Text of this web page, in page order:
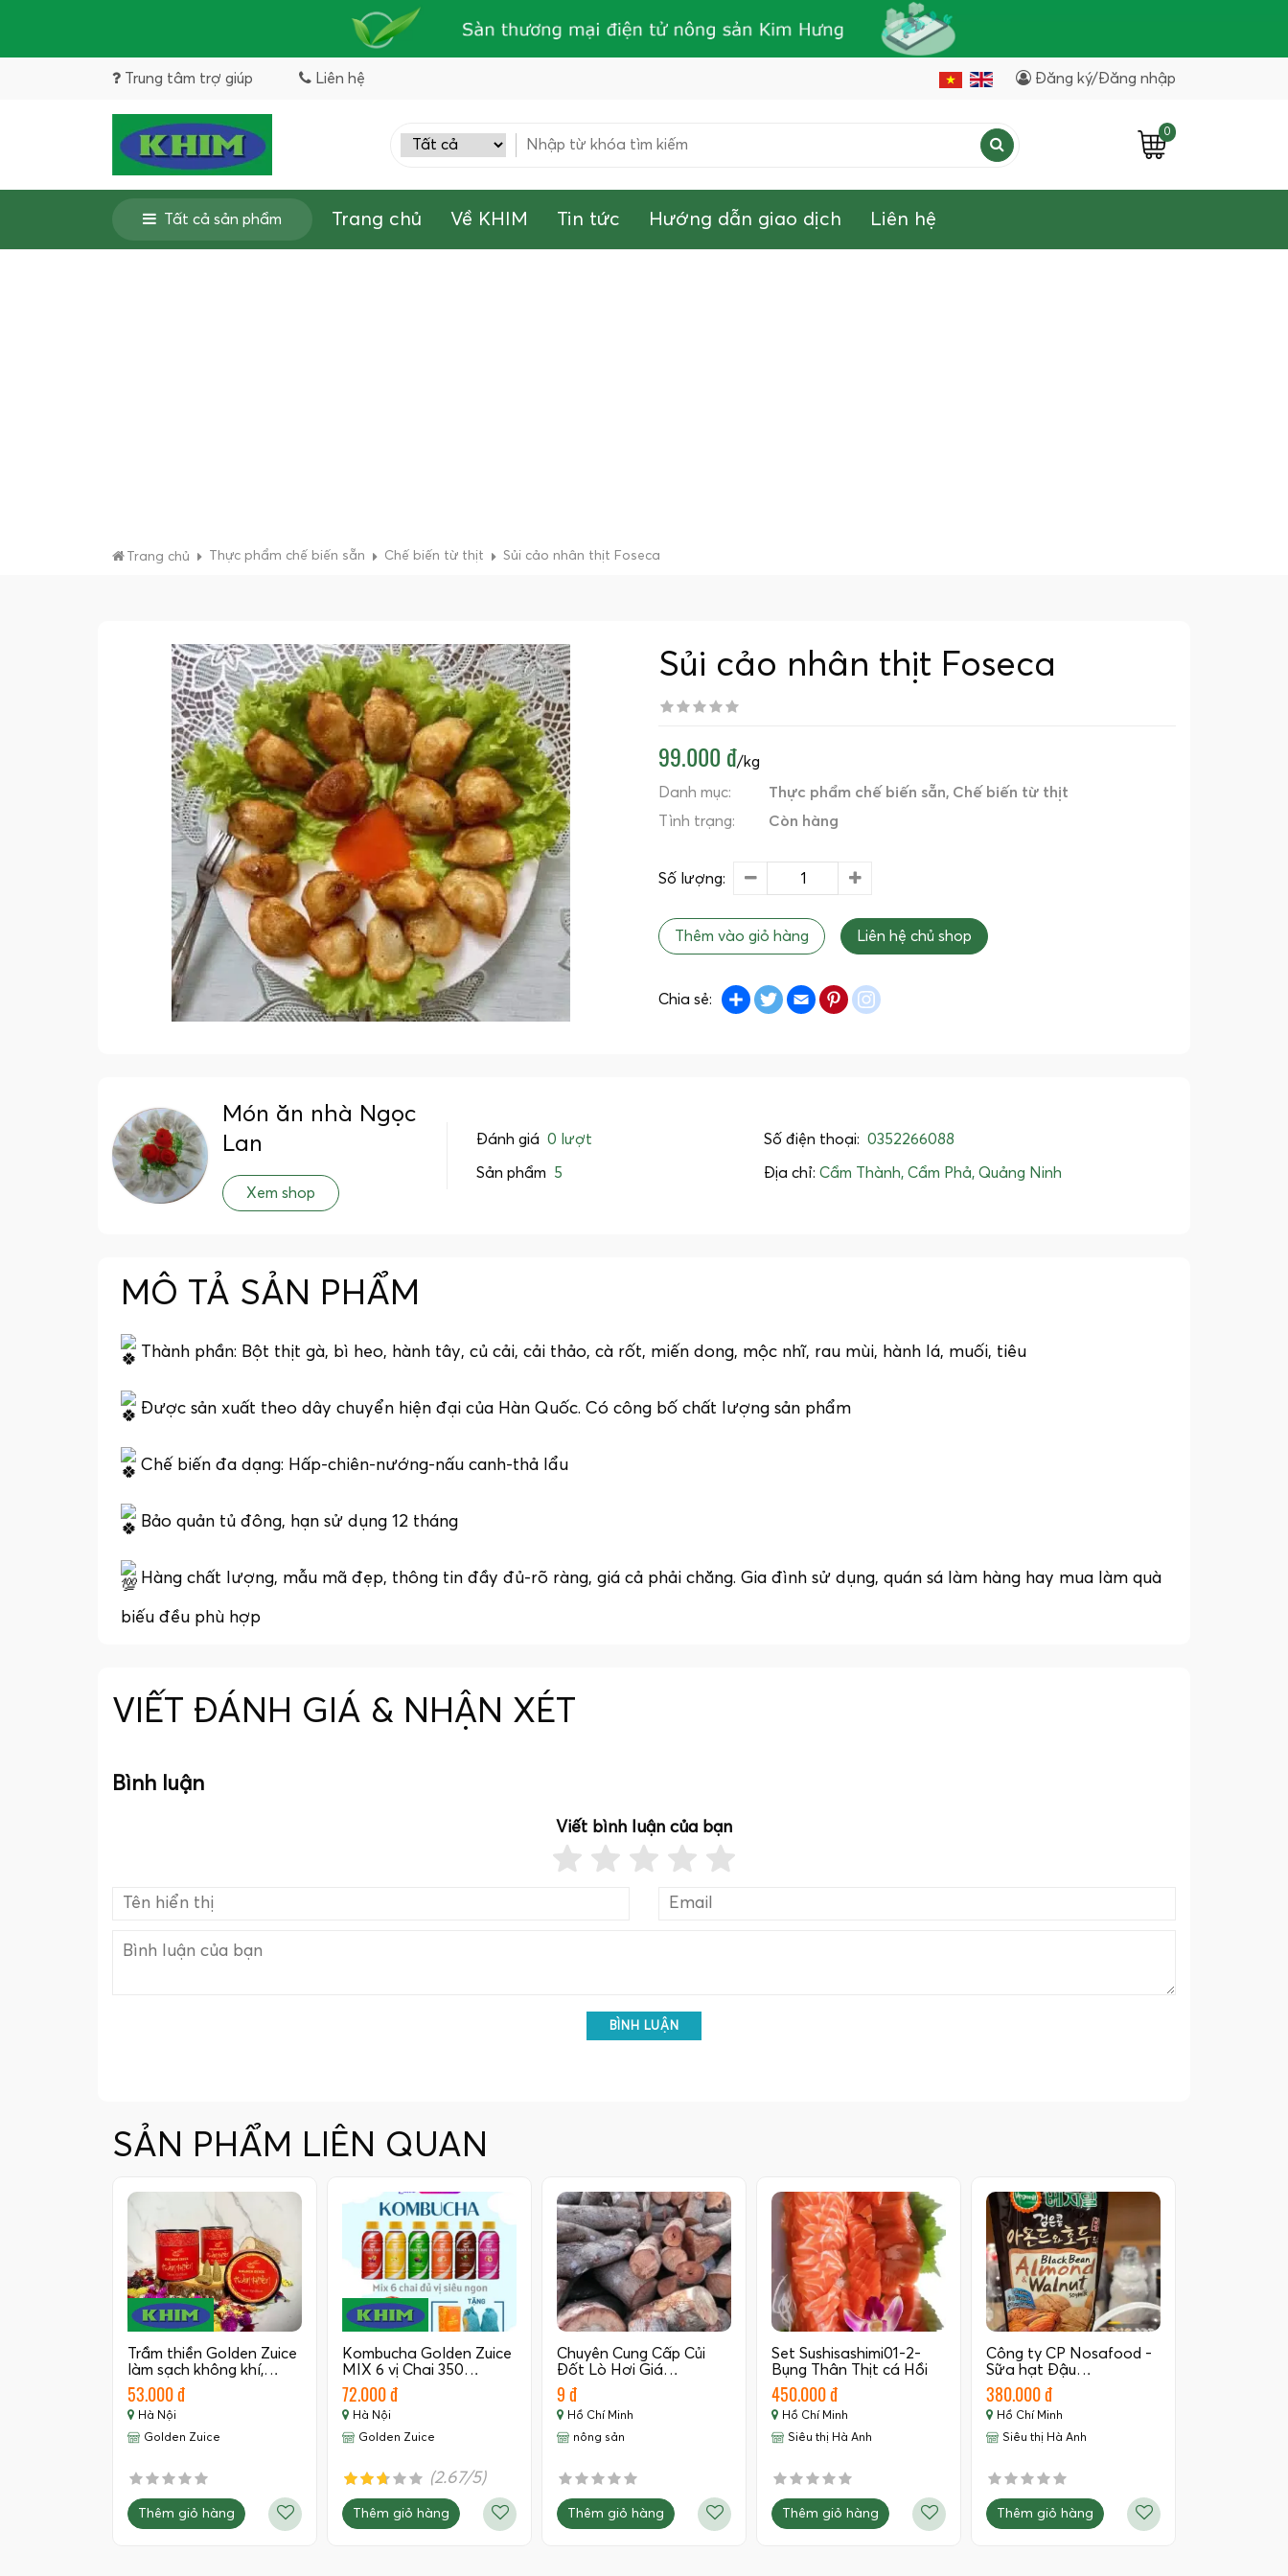
Trung tâm trợ giúp Liên hệ Đăng ký/Đăng nhập
0
Tất cả sản phẩm Trang chủ Về KHIM Tin tức Hướng dẫn giao dịch Liên hệ
Trang chủ Thực phẩm chế biến sẵn Chế biến từ thịt Sủi cảo nhân thịt Foseca
Sủi cảo nhân thịt Foseca
99.000 đ/kg
Danh mục:
Thực phẩm chế biến sẵn Chế biến từ thịt
Tình trạng:
Còn hàng
Số lượng:
Thêm vào giỏ hàng Liên hệ chủ shop
Chia sẻ: ShareTwitterEmailPinterest
Món ăn nhà Ngọc
Lan
Xem shop
Đánh giá 0 lượt Số điện thoại: 0352266088
Sản phẩm 5 Địa chỉ: Cẩm Thành, Cẩm Phả, Quảng Ninh
MÔ TẢ SẢN PHẨM
Thành phần: Bột thịt gà, bì heo, hành tây, củ cải, cải thảo, cà rốt, miến dong, mộc nhĩ, rau mùi, hành lá, muối, tiêu
Được sản xuất theo dây chuyển hiện đại của Hàn Quốc. Có công bố chất lượng sản phẩm
Chế biến đa dạng: Hấp-chiên-nướng-nấu canh-thả lẩu
Bảo quản tủ đông, hạn sử dụng 12 tháng
Hàng chất lượng, mẫu mã đẹp, thông tin đầy đủ-rõ ràng, giá cả phải chăng. Gia đình sử dụng, quán sá làm hàng hay mua làm quà
biếu đều phù hợp
VIẾT ĐÁNH GIÁ & NHẬN XÉT
Bình luận
Viết bình luận của bạn
BÌNH LUẬN
SẢN PHẨM LIÊN QUAN
Trầm thiền Golden Zuice
làm sạch không khí,…
53.000 đ
Hà Nội
Golden Zuice
Thêm giỏ hàng
Kombucha Golden Zuice
MIX 6 vị Chai 350…
72.000 đ
Hà Nội
Golden Zuice
(2.67/5)
Thêm giỏ hàng
Chuyên Cung Cấp Củi
Đốt Lò Hơi Giá…
9 đ
Hồ Chí Minh
nông sản
Thêm giỏ hàng
Set Sushisashimi01-2-
Bụng Thân Thịt cá Hồi
Nauy…
450.000 đ
Hồ Chí Minh
Siêu thị Hà Anh
Thêm giỏ hàng
Công ty CP Nosafood -
Sữa hạt Đậu…
380.000 đ
Hồ Chí Minh
Siêu thị Hà Anh
Thêm giỏ hàng